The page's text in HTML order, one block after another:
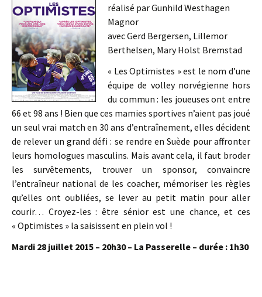
réalisé par Gunhild Westhagen
Magnor
avec Gerd Bergersen, Lillemor
Berthelsen, Mary Holst Bremstad
« Les Optimistes » est le nom d’une
équipe de volley norvégienne hors
du commun : les joueuses ont entre
66 et 98 ans ! Bien que ces mamies sportives n’aient pas joué
un seul vrai match en 30 ans d’entraînement, elles décident
de relever un grand défi : se rendre en Suède pour affronter
leurs homologues masculins. Mais avant cela, il faut broder
les survêtements, trouver un sponsor, convaincre
l’entraîneur national de les coacher, mémoriser les règles
qu’elles ont oubliées, se lever au petit matin pour aller
courir… Croyez-les : être sénior est une chance, et ces
« Optimistes » la saisissent en plein vol !
Mardi 28 juillet 2015 – 20h30 – La Passerelle – durée : 1h30